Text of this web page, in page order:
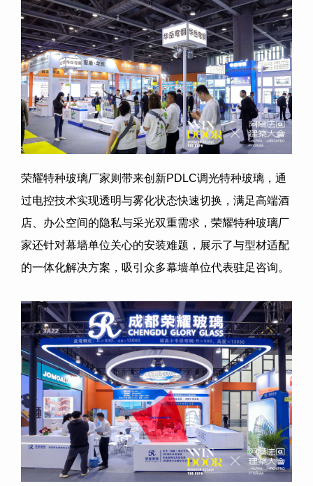
荣耀特种玻璃厂家则带来创新PDLC调光特种玻璃，通
过电控技术实现透明与雾化状态快速切换，满足高端酒
店、办公空间的隐私与采光双重需求，荣耀特种玻璃厂
家还针对幕墙单位关心的安装难题，展示了与型材适配
的一体化解决方案，吸引众多幕墙单位代表驻足咨询。